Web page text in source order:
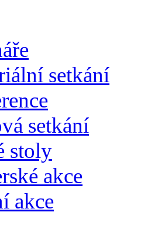
setkání
setkání
stoly
akce
akce